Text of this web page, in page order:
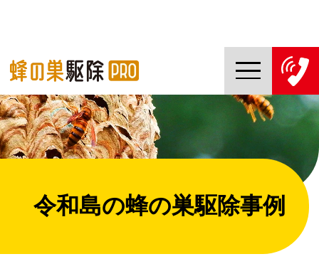
TOP
蜂の巣駆除PROについて
蜂の巣駆除ご依頼の流れ
対応エリア一覧
令和島の蜂の巣駆除事例